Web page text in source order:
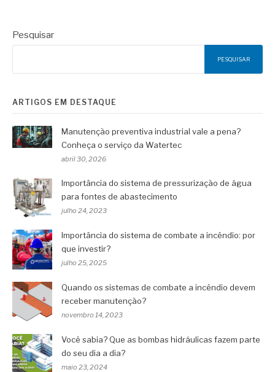
Pesquisar
PESQUISAR
ARTIGOS EM DESTAQUE
Manutenção preventiva industrial vale a pena?
Conheça o serviço da Watertec
abril 30, 2026
Importância do sistema de pressurização de água
para fontes de abastecimento
julho 24, 2023
Importância do sistema de combate a incêndio: por
que investir?
julho 25, 2025
Quando os sistemas de combate a incêndio devem
receber manutenção?
novembro 14, 2023
Você sabia? Que as bombas hidráulicas fazem parte
do seu dia a dia?
maio 23, 2024